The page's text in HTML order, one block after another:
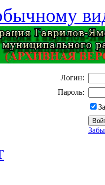
Логин:
Пароль: